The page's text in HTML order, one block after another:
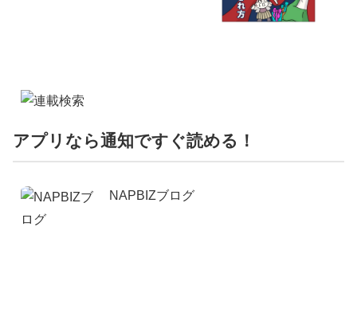
アプリなら通知ですぐ読める！
NAPBIZブログ